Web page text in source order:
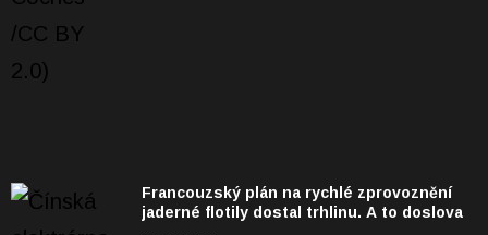
Francouzský plán na rychlé zprovoznění
jaderné flotily dostal trhlinu. A to doslova